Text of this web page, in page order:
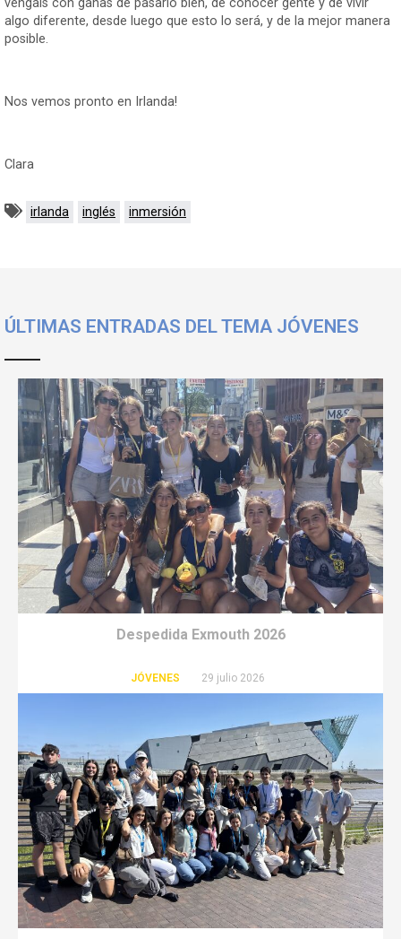
algo diferente, desde luego que esto lo será, y de la mejor manera
posible.
Nos vemos pronto en Irlanda!
Clara
irlanda inglés inmersión
ÚLTIMAS ENTRADAS DEL TEMA JÓVENES
Despedida Exmouth 2026
JÓVENES 29 julio 2026